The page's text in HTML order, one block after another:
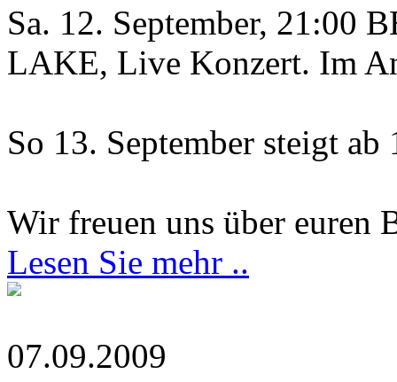
Sa. 12. September, 21:00
LAKE, Live Konzert. Im
So 13. September steigt
Wir freuen uns über euren
Lesen Sie mehr ..
07.09.2009